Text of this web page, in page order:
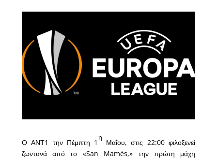
Ο ΑΝΤ1 την Πέμπτη 1
η
Μαΐου, στις 22:00 φιλοξενεί
ζωντανά από το «San Mamés,» την πρώτη μάχη